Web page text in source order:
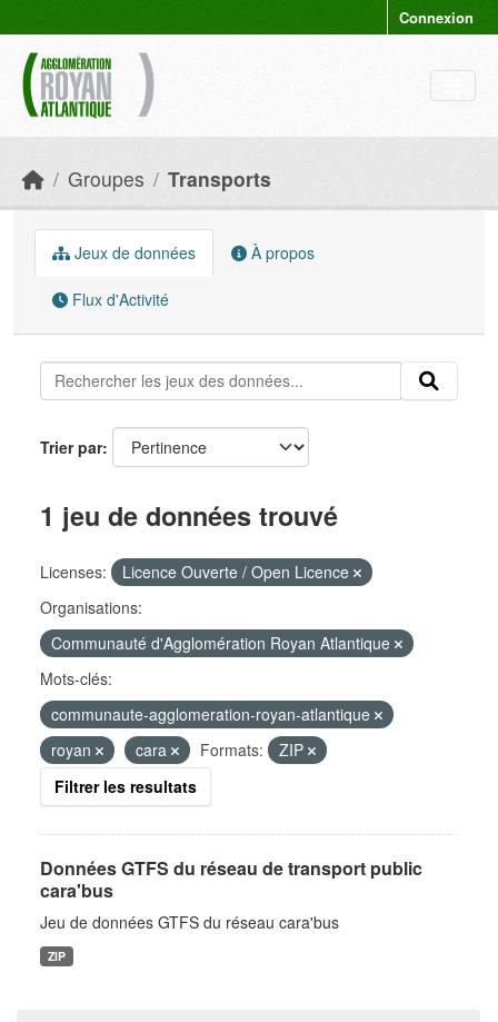
Connexion
Groupes Transports
Jeux de données À propos
Flux d'Activité
Trier par
1 jeu de données trouvé
Licenses:
Licence Ouverte / Open Licence
Organisations:
Communauté d'Agglomération Royan Atlantique
Mots-clés:
communaute-agglomeration-royan-atlantique
royan
cara Formats:
ZIP
Filtrer les resultats
Données GTFS du réseau de transport public
cara'bus
Jeu de données GTFS du réseau cara'bus
ZIP